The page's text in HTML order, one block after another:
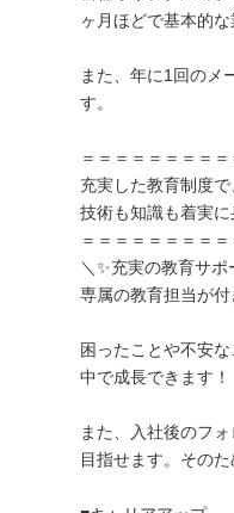
ヶ月ほどで基本的
また、年に1回のメ
す。
＝＝＝＝＝＝＝＝
充実した教育制度で
技術も知識も着実に
＝＝＝＝＝＝＝＝
＼✨️充実の教育サポ
専属の教育担当が
困ったことや不安
中で成長できます！
また、入社後のフ
目指せます。その